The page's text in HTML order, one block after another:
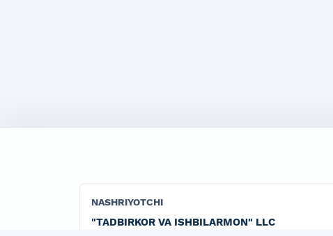
NASHRIYOTCHI
"TADBIRKOR VA ISHBILARMON" LLC